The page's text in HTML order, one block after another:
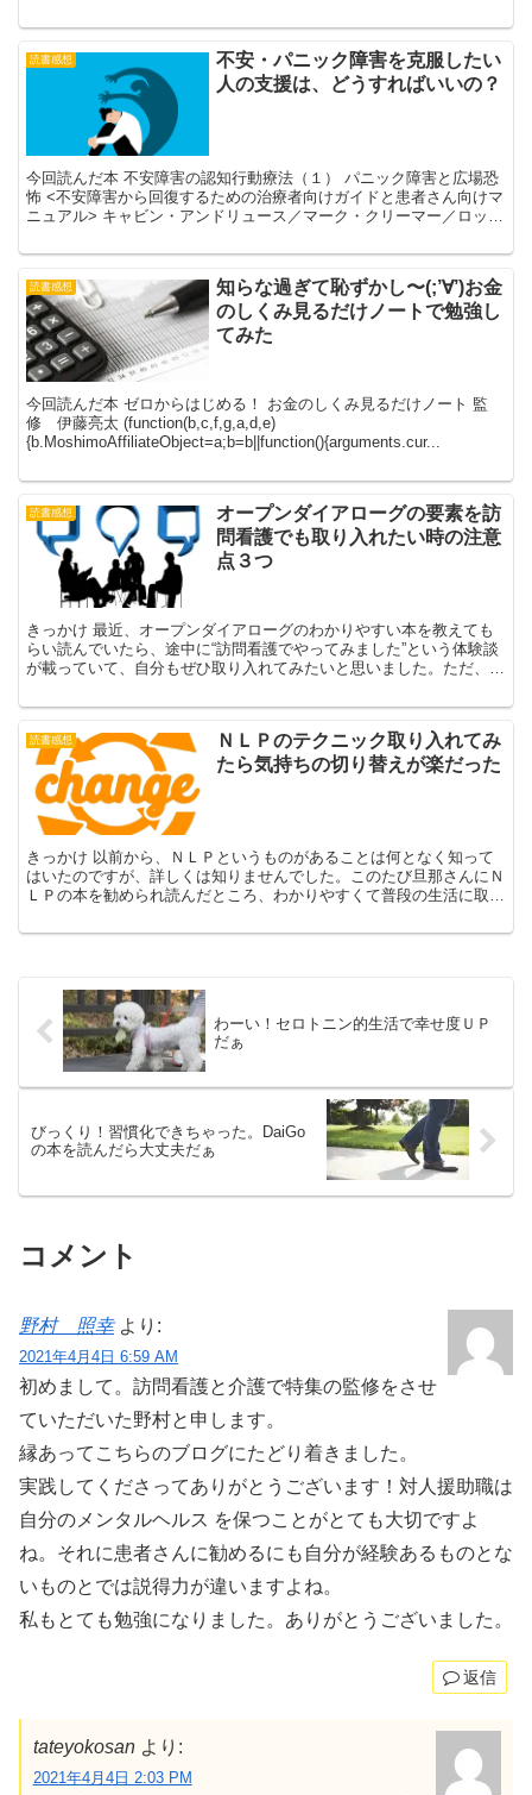
読書感想
不安・パニック障害を克服したい
人の支援は、どうすればいいの？
今回読んだ本 不安障害の認知行動療法（１） パニック障害と広場恐
怖 <不安障害から回復するための治療者向けガイドと患者さん向けマ
ニュアル> キャビン・アンドリュース／マーク・クリーマー／ロッ
読書感想
知らな過ぎて恥ずかし〜(;’∀’)お金
のしくみ見るだけノートで勉強し
てみた
今回読んだ本 ゼロからはじめる！ お金のしくみ見るだけノート 監
修 伊藤亮太 (function(b,c,f,g,a,d,e)
{b.MoshimoAffiliateObject=a;b=b||function(){arguments.cur...
読書感想
オープンダイアローグの要素を訪
問看護でも取り入れたい時の注意
点３つ
きっかけ 最近、オープンダイアローグのわかりやすい本を教えても
らい読んでいたら、途中に“訪問看護でやってみました”という体験談
が載っていて、自分もぜひ取り入れてみたいと思いました。ただ、
読書感想
ＮＬＰのテクニック取り入れてみ
たら気持ちの切り替えが楽だった
きっかけ 以前から、ＮＬＰというものがあることは何となく知って
はいたのですが、詳しくは知りませんでした。このたび旦那さんにＮ
ＬＰの本を勧められ読んだところ、わかりやすくて普段の生活に取り
わーい！セロトニン的生活で幸せ度ＵＰ
だぁ
びっくり！習慣化できちゃった。DaiGo
の本を読んだら大丈夫だぁ
コメント
野村 照幸 より:
2021年4月4日 6:59 AM
初めまして。訪問看護と介護で特集の監修をさせ
ていただいた野村と申します。
縁あってこちらのブログにたどり着きました。
実践してくださってありがとうございます！対人援助職は
自分のメンタルヘルス を保つことがとても大切ですよ
ね。それに患者さんに勧めるにも自分が経験あるものとな
いものとでは説得力が違いますよね。
私もとても勉強になりました。ありがとうございました。
返信
tateyokosan より:
2021年4月4日 2:03 PM